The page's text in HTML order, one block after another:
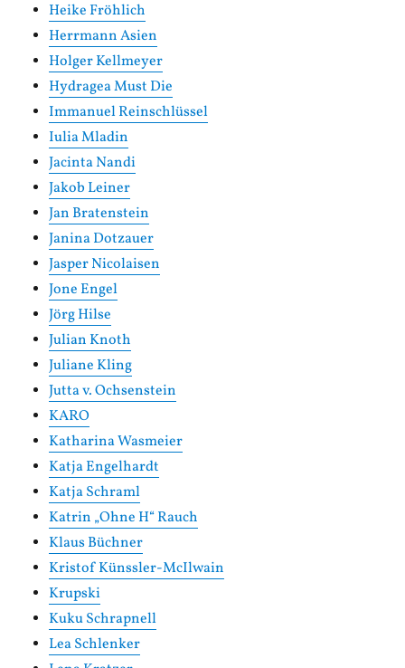
Heike Fröhlich
Herrmann Asien
Holger Kellmeyer
Hydragea Must Die
Immanuel Reinschlüssel
Iulia Mladin
Jacinta Nandi
Jakob Leiner
Jan Bratenstein
Janina Dotzauer
Jasper Nicolaisen
Jone Engel
Jörg Hilse
Julian Knoth
Juliane Kling
Jutta v. Ochsenstein
KARO
Katharina Wasmeier
Katja Engelhardt
Katja Schraml
Katrin „Ohne H“ Rauch
Klaus Büchner
Kristof Künssler-McIlwain
Krupski
Kuku Schrapnell
Lea Schlenker